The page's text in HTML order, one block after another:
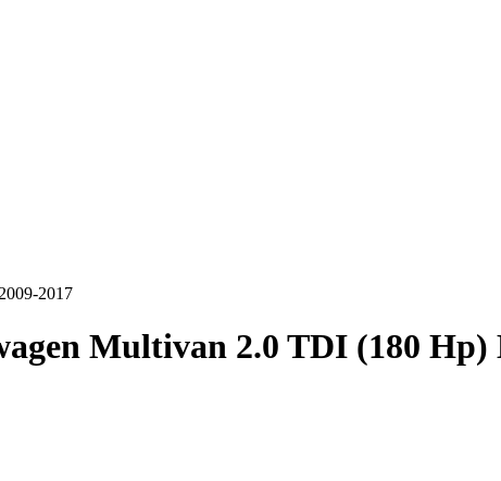
2017
Multivan 2.0 TDI (180 Hp)